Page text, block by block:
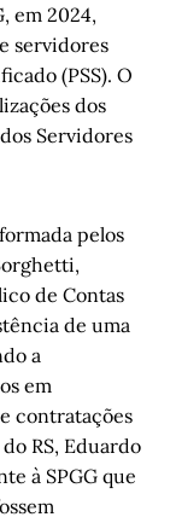
em 2024,
servidores
(PSS). O
dos
Servidores
pelos
de Contas
de uma
a
em
contratações
RS, Eduardo
à SPGG que